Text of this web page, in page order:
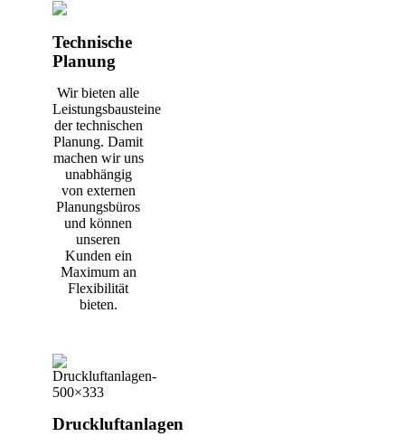
Technische
Planung
Wir bieten alle
Leistungsbausteine
der technischen
Planung. Damit
machen wir uns
unabhängig
von externen
Planungsbüros
und können
unseren
Kunden ein
Maximum an
Flexibilität
bieten.
Druckluftanlagen